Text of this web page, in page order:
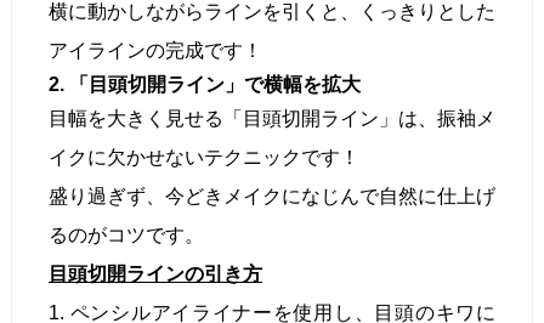
横に動かしながらラインを引くと、くっきりとした
アイラインの完成です！
2. 「目頭切開ライン」で横幅を拡大
目幅を大きく見せる「目頭切開ライン」は、振袖メ
イクに欠かせないテクニックです！
盛り過ぎず、今どきメイクになじんで自然に仕上げ
るのがコツです。
目頭切開ラインの引き方
1. ペンシルアイライナーを使用し、目頭のキワに